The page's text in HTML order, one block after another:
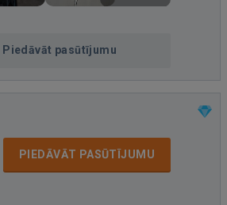
Piedāvāt pasūtījumu
PIEDĀVĀT PASŪTĪJUMU